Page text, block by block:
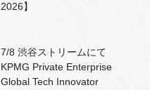
2026】
7/8 渋谷ストリームにて
KPMG Private Enterprise
Global Tech Innovator